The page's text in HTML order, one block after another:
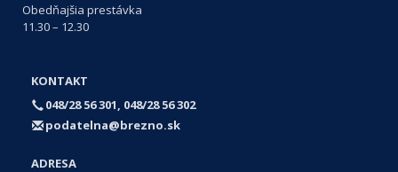
Obedňajšia prestávka
11.30 – 12.30
KONTAKT
048/28 56 301, 048/28 56 302
podatelna@brezno.sk
ADRESA